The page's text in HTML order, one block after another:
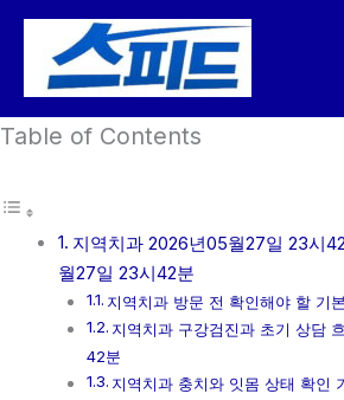
건
뛰
Table of Contents
지역치과 2026년05월27일 23시
월27일 23시42분
지역치과 방문 전 확인해야 할 기
지역치과 구강검진과 초기 상담
42분
지역치과 충치와 잇몸 상태 확인